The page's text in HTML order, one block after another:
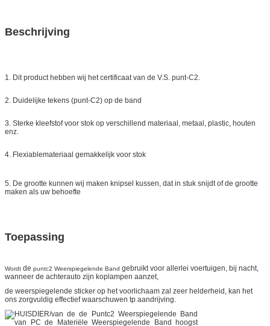
Beschrijving
1. Dit product hebben wij het certificaat van de V.S. punt-C2.
2. Duidelijke tekens (punt-C2) op de band
3. Sterke kleefstof voor stok op verschillend materiaal, metaal, plastic, houten
enz.
4. Flexiablemateriaal gemakkelijk voor stok
5. De grootte kunnen wij maken knipsel kussen, dat in stuk snijdt of de grootte
maken als uw behoefte
Toepassing
Wordt de puntc2 Weerspiegelende Band gebruikt voor allerlei voertuigen, bij nacht,
wanneer de achterauto zijn koplampen aanzet,
de weerspiegelende sticker op het voorlichaam zal zeer helderheid, kan het
ons zorgvuldig effectief waarschuwen tp aandrijving.